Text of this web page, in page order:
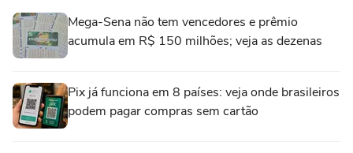
Mega-Sena não tem vencedores e prêmio
acumula em R$ 150 milhões; veja as dezenas
Pix já funciona em 8 países: veja onde brasileiros
podem pagar compras sem cartão